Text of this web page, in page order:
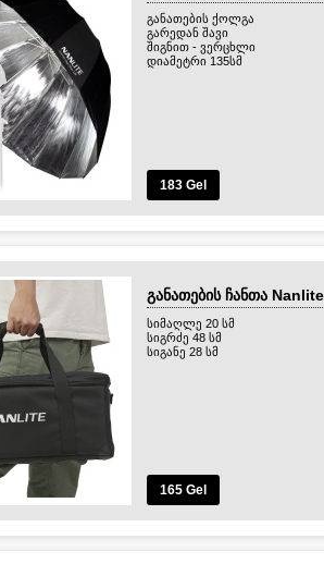
განათების ქოლგა
გარედან შავი
შიგნით - ვერცხლი
დიამეტრი 135სმ
183 Gel
განათების ჩანთა
სიმაღლე 20 სმ
სიგრძე 48 სმ
სიგანე 28 სმ
165 Gel